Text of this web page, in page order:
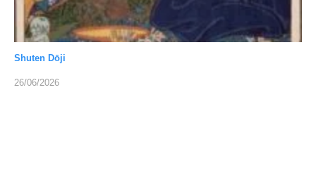
Shuten Dōji
26/06/2026